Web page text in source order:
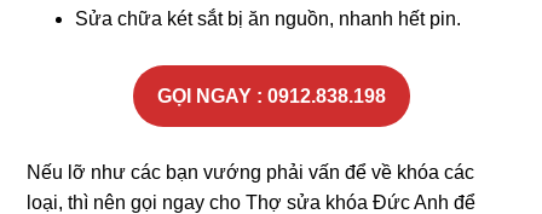
Sửa chữa két sắt bị ăn nguồn, nhanh hết pin.
GỌI NGAY : 0912.838.198
Nếu lỡ như các bạn vướng phải vấn để về khóa các
loại, thì nên gọi ngay cho Thợ sửa khóa Đức Anh để